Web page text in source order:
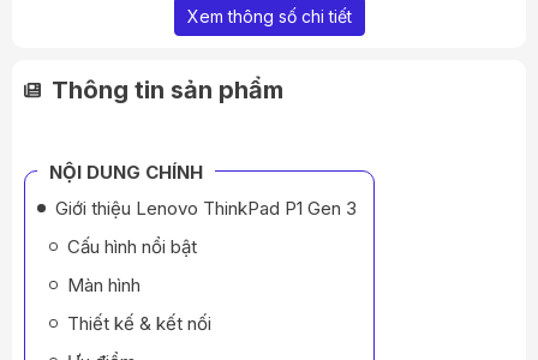
Xem thông số chi tiết
Thông tin sản phẩm
NỘI DUNG CHÍNH
Giới thiệu Lenovo ThinkPad P1 Gen 3
Cấu hình nổi bật
Màn hình
Thiết kế & kết nối